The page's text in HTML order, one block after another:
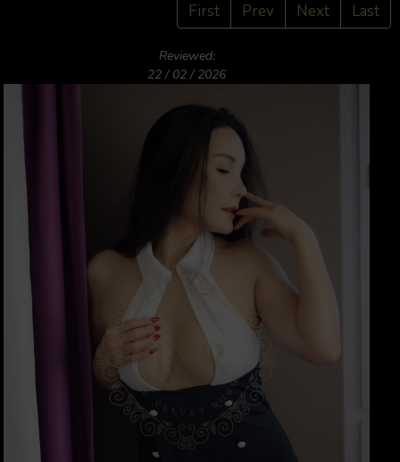
First Prev Next Last
Reviewed:
22 / 02 / 2026